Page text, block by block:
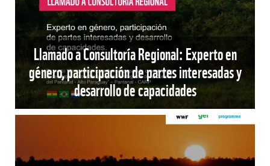
Llamado a Consultoría Regional: Experto en
género, participación de partes interesadas y
desarrollo de capacidades